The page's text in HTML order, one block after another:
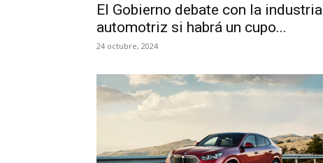
El Gobierno debate con la industria
automotriz si habrá un cupo...
24 octubre, 2024